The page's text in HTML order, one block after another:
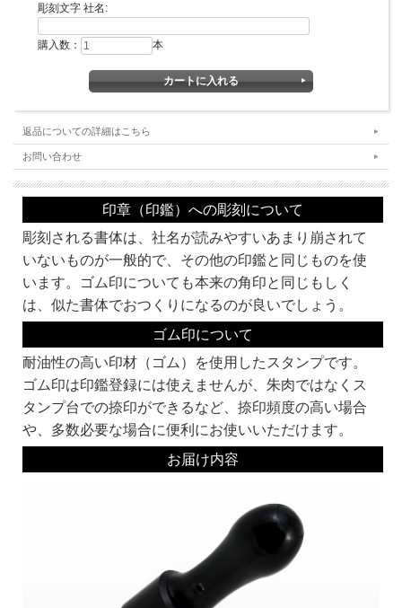
ハネの形などに特徴がある書体です。
篆書体を書きやすくしたものとも言われます。
印章用に特化した書体です。
中国最古の石刻の書体が起源といわれています。
印相体：
銀行印によく使われる書体です。
開運印鑑などもこの系統の書体を使います。
彫刻文字 社名:
購入数： 本
返品についての詳細はこちら
お問い合わせ
印章（印鑑）への彫刻について
彫刻される書体は、社名が読みやすいあまり崩されて
いないものが一般的で、その他の印鑑と同じものを使
います。ゴム印についても本来の角印と同じもしく
は、似た書体でおつくりになるのが良いでしょう。
ゴム印について
耐油性の高い印材（ゴム）を使用したスタンプです。
ゴム印は印鑑登録には使えませんが、朱肉ではなくス
タンプ台での捺印ができるなど、捺印頻度の高い場合
や、多数必要な場合に便利にお使いいただけます。
お届け内容